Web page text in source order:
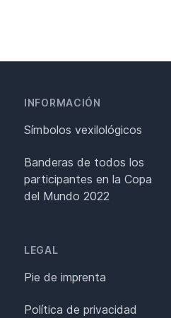
INFORMACIÓN
Símbolos vexilológicos
Banderas de todos los
participantes en la Copa
del Mundo 2022
LEGAL
Pie de imprenta
Política de privacidad